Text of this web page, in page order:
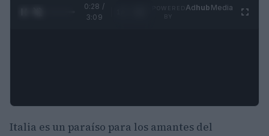
0:29 /
3:09
Adhub Media
Italia es un paraíso para los amantes del